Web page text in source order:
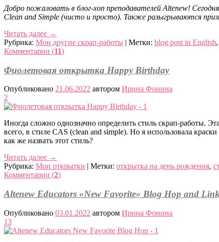
Добро пожаловать в блог-хоп преподавателей Altenew!
Clean and Simple (чисто и просто). Также разыгрываются
Читать далее →
Рубрика: Мои другие скрап-работы | Метки: blog post in English
Комментарии (11)
Фиолетовая открытка Happy Birthday
Опубликовано 21.06.2022 автором Ирина Фонина
2
Иногда сложно однозначно определить стиль скрап-работы.
всего, в стиле CAS (clean and simple). Но я использовала
как же назвать этот стиль?
Читать далее →
Рубрика: Мои открытки | Метки: открытка на день рождения,
Комментарии (2)
Altenew Educators «New Favorite» Blog Hop and
Опубликовано 03.01.2022 автором Ирина Фонина
13